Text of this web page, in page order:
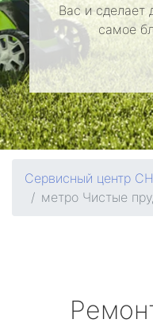
Вас и сделает
самое
Сервисный центр
метро Чистые